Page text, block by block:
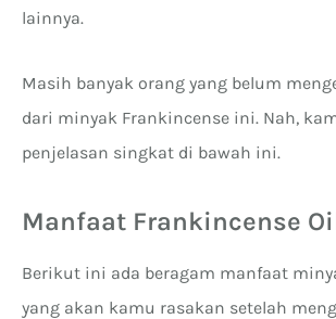
lainnya.
Masih banyak orang yang belum
dari minyak Frankincense ini. Nah,
penjelasan singkat di bawah ini.
Manfaat Frankincense
Berikut ini ada beragam manfaat
yang akan kamu rasakan setelah